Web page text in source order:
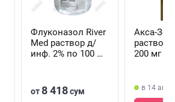
Флуконазол River
Med раствор д/
инф. 2% по 100 мл
от8 418сум
Акса-
раствор
200 мг /
в 14